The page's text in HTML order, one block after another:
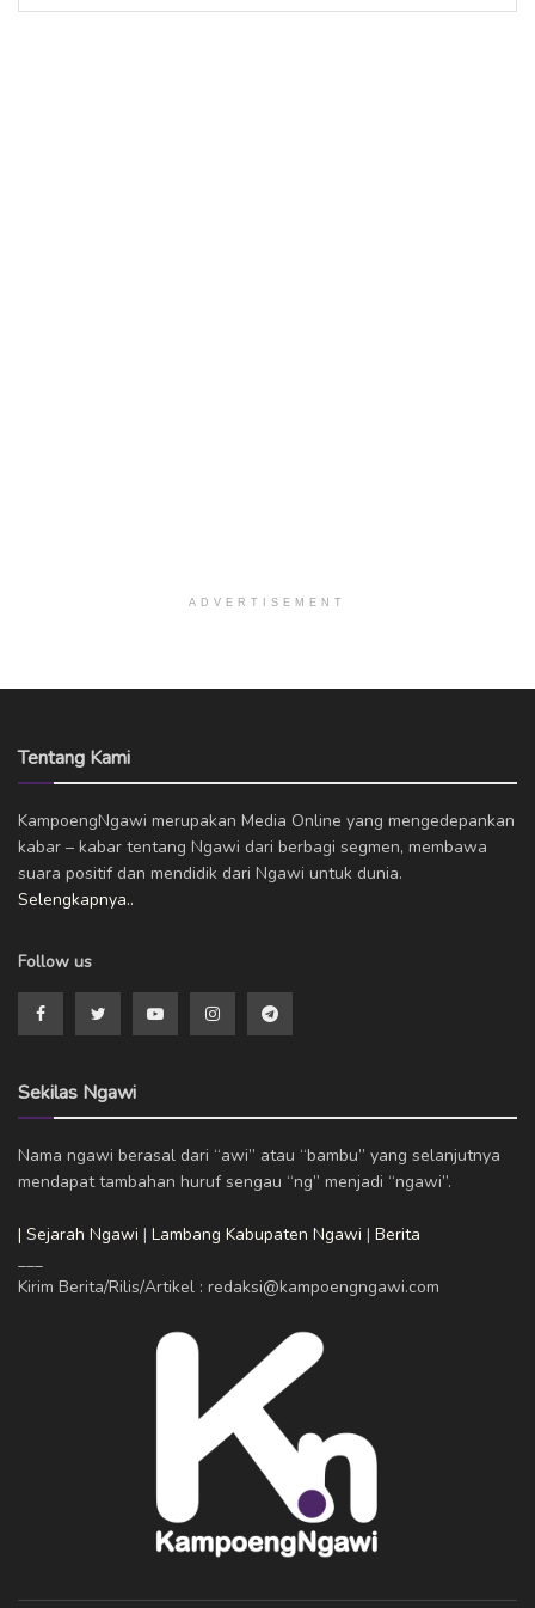
ADVERTISEMENT
Tentang Kami
KampoengNgawi merupakan Media Online yang mengedepankan
kabar – kabar tentang Ngawi dari berbagi segmen, membawa
suara positif dan mendidik dari Ngawi untuk dunia.
Selengkapnya..
Follow us
Sekilas Ngawi
Nama ngawi berasal dari “awi” atau “bambu” yang selanjutnya
mendapat tambahan huruf sengau “ng” menjadi “ngawi”.
| Sejarah Ngawi | Lambang Kabupaten Ngawi | Berita
Kirim Berita/Rilis/Artikel : redaksi@kampoengngawi.com